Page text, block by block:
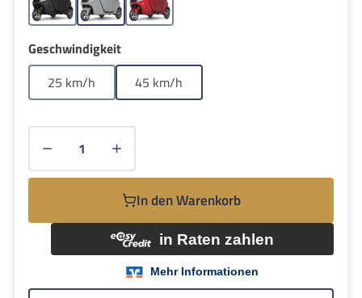
SchwarzGrau
Rot
Geschwindigkeitauswählen
25 km/h
45 km/h
Produkt Anzahl: Gib den gewünschten
In den Warenkorb